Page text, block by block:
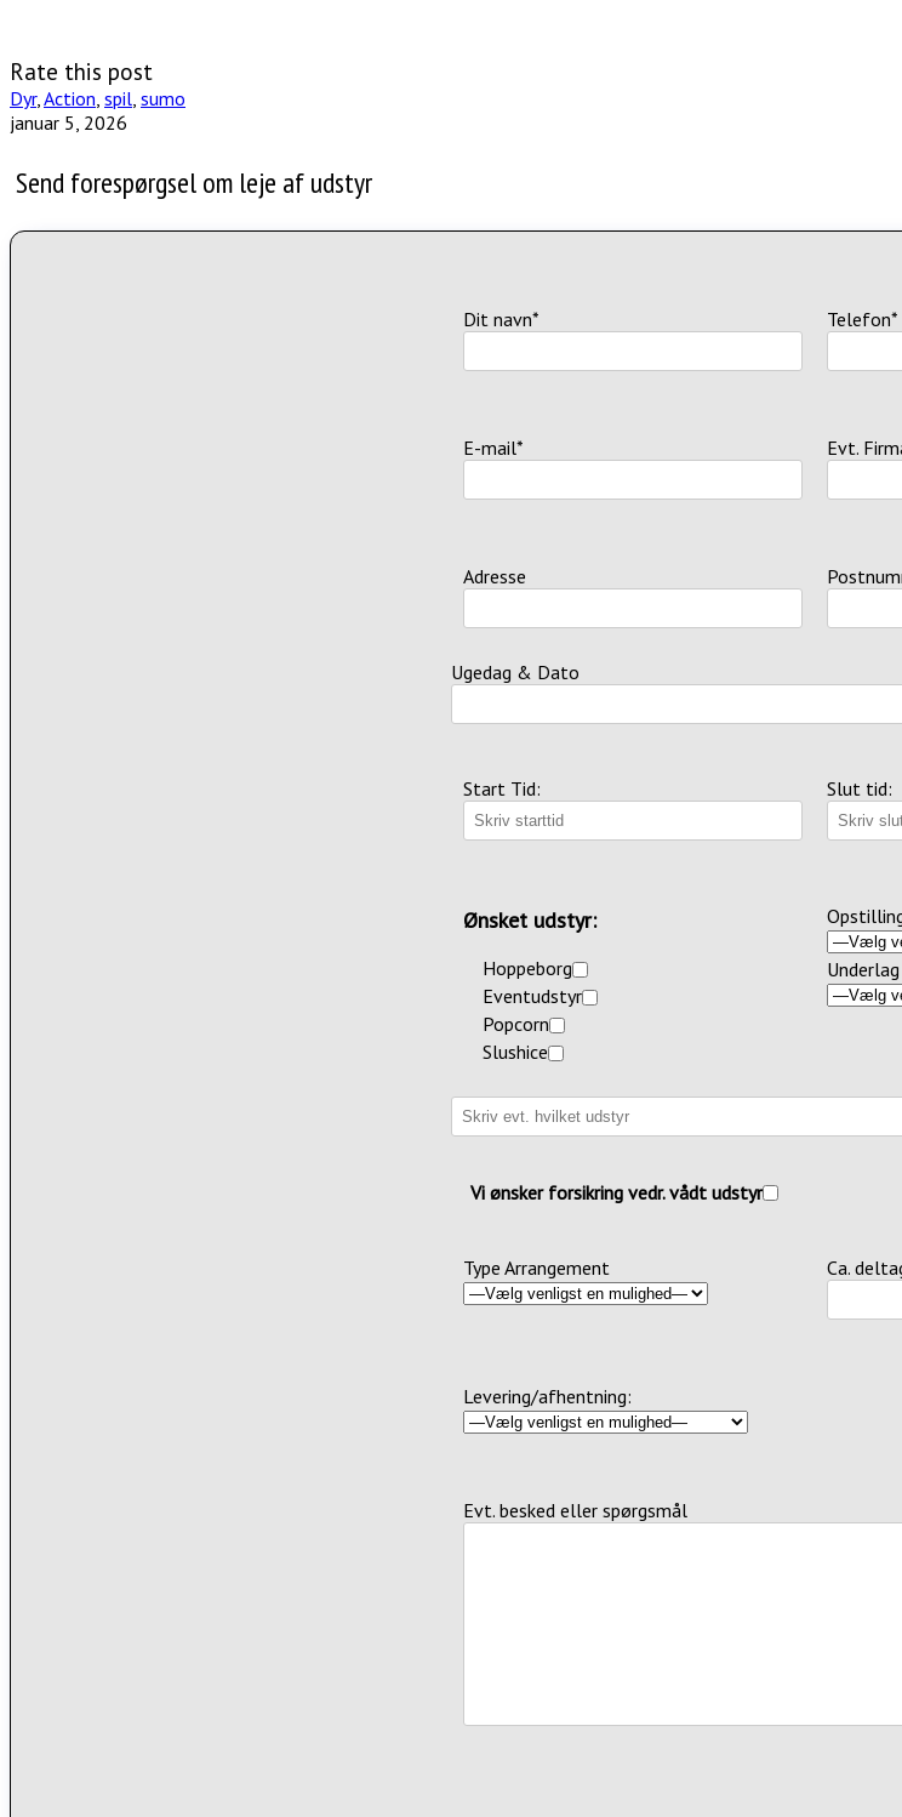
Rate this post
Dyr, Action spil sumo
januar 5, 2026
Send forespørgsel om leje af udstyr
Dit navn* Telefon*
E-mail* Evt.
Adresse
Ugedag & Dato
Start Tid: Slut tid:
Ønsket udstyr:
Hoppeborg
Eventudstyr
Popcorn
Slushice
Underlag
Vi ønsker forsikring vedr. vådt udstyr
Type Arrangement Ca.
Levering/afhentning:
Evt. besked eller spørgsmål